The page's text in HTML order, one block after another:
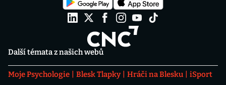
Další témata z našich webů
Moje Psychologie Blesk Tlapky Hráči na Blesku
iSport